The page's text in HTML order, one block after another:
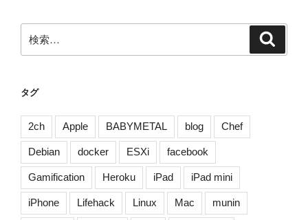
ー
シ
索:
タグ
2ch Apple BABYMETAL blog Chef
Debian docker ESXi facebook
Gamification Heroku iPad iPad mini
iPhone Lifehack Linux Mac munin